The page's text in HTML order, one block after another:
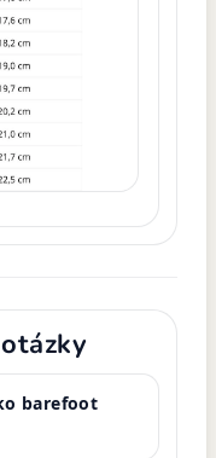
barefoot